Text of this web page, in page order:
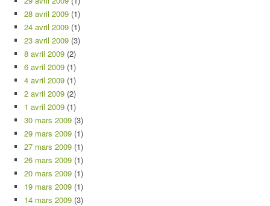
28 avril 2009 (1)
24 avril 2009 (1)
23 avril 2009 (3)
8 avril 2009 (2)
6 avril 2009 (1)
4 avril 2009 (1)
2 avril 2009 (2)
1 avril 2009 (1)
30 mars 2009 (3)
29 mars 2009 (1)
27 mars 2009 (1)
26 mars 2009 (1)
20 mars 2009 (1)
19 mars 2009 (1)
14 mars 2009 (3)